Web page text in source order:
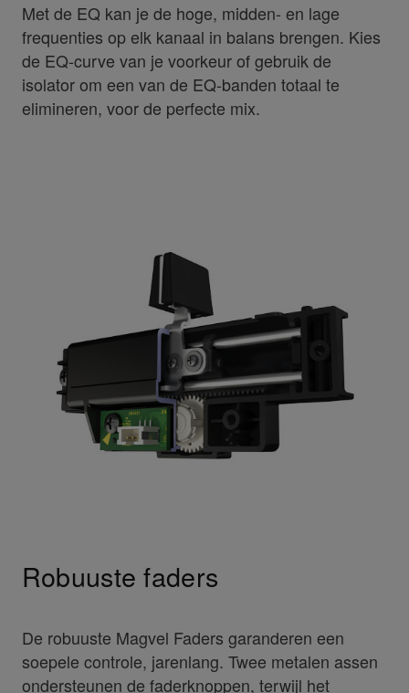
Met de EQ kan je de hoge, midden- en lage
frequenties op elk kanaal in balans brengen. Kies
de EQ-curve van je voorkeur of gebruik de
isolator om een van de EQ-banden totaal te
elimineren, voor de perfecte mix.
Robuuste faders
De robuuste Magvel Faders garanderen een
soepele controle, jarenlang. Twee metalen assen
ondersteunen de faderknoppen, terwijl het